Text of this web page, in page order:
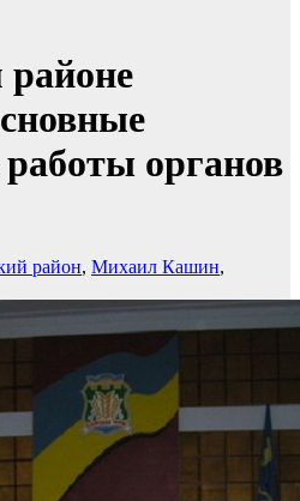
органов
район, Михаил Кашин,